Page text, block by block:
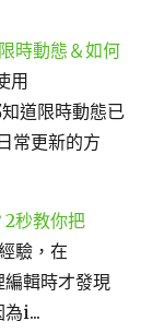
時動態＆如何
用
道限時動態已
常更新的方
秒教你把
驗，在
輯時才發現
i...